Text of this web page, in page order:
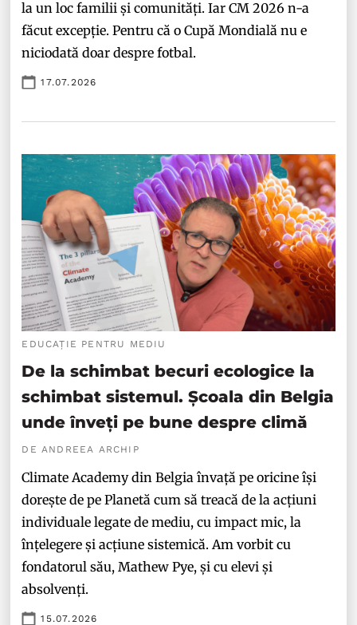
la un loc familii și comunități. Iar CM 2026 n-a
făcut excepție. Pentru că o Cupă Mondială nu e
niciodată doar despre fotbal.
17.07.2026
EDUCAȚIE PENTRU MEDIU
De la schimbat becuri ecologice la
schimbat sistemul. Școala din Belgia
unde înveți pe bune despre climă
DE ANDREEA ARCHIP
Climate Academy din Belgia învață pe oricine își
dorește de pe Planetă cum să treacă de la acțiuni
individuale legate de mediu, cu impact mic, la
înțelegere și acțiune sistemică. Am vorbit cu
fondatorul său, Mathew Pye, și cu elevi și
absolvenți.
15.07.2026